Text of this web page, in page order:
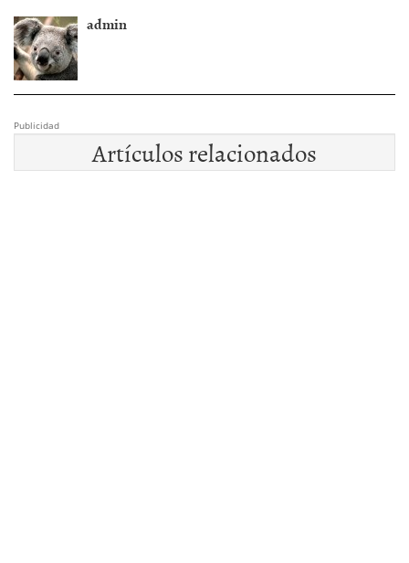
admin
Publicidad
Artículos relacionados